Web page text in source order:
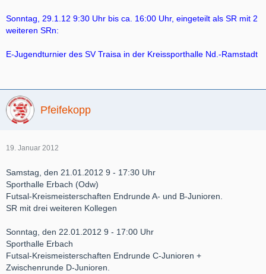
Sonntag, 29.1.12 9:30 Uhr bis ca. 16:00 Uhr, eingeteilt als SR mit 2
weiteren SRn:
E-Jugendturnier des SV Traisa in der Kreissporthalle Nd.-Ramstadt
Pfeifekopp
19. Januar 2012
Samstag, den 21.01.2012 9 - 17:30 Uhr
Sporthalle Erbach (Odw)
Futsal-Kreismeisterschaften Endrunde A- und B-Junioren.
SR mit drei weiteren Kollegen
Sonntag, den 22.01.2012 9 - 17:00 Uhr
Sporthalle Erbach
Futsal-Kreismeisterschaften Endrunde C-Junioren +
Zwischenrunde D-Junioren.